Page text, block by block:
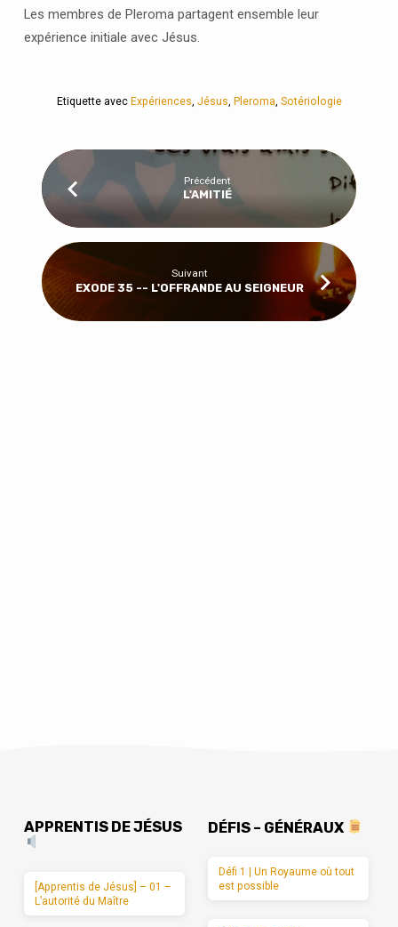
Les membres de Pleroma partagent ensemble leur
expérience initiale avec Jésus.
Etiquette avec Expériences Jésus Pleroma Sotériologie
Précédent
L'AMITIÉ
Suivant
EXODE 35 -- L'OFFRANDE AU SEIGNEUR
APPRENTIS DE JÉSUS
[Apprentis de Jésus] – 01 –
L’autorité du Maître
DÉFIS – GÉNÉRAUX
Défi 1 | Un Royaume où tout
est possible